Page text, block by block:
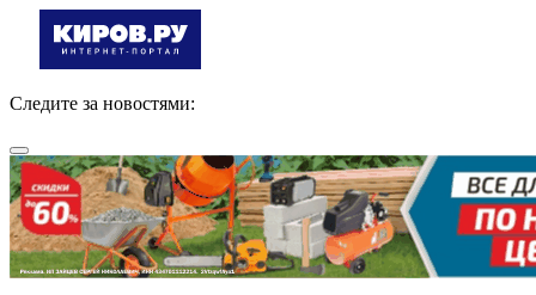
Следите за новостями: